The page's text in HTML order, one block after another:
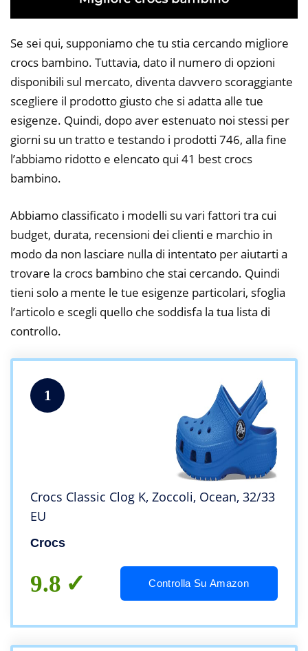
Se sei qui, supponiamo che tu stia cercando migliore
crocs bambino. Tuttavia, dato il numero di opzioni
disponibili sul mercato, diventa davvero scoraggiante
scegliere il prodotto giusto che si adatta alle tue
esigenze. Quindi, dopo aver estenuato noi stessi per
giorni su un tratto e testando i prodotti 746, alla fine
l’abbiamo ridotto e elencato qui 41 best crocs
bambino.
Abbiamo classificato i modelli su vari fattori tra cui
budget, durata, recensioni dei clienti e marchio in
modo da non lasciare nulla di intentato per aiutarti a
trovare la crocs bambino che stai cercando. Quindi
tieni solo a mente le tue esigenze particolari, sfoglia
l’articolo e scegli quello che soddisfa la tua lista di
controllo.
1
Crocs Classic Clog K, Zoccoli, Ocean, 32/33
EU
Crocs
9.8 Controlla Su Amazon